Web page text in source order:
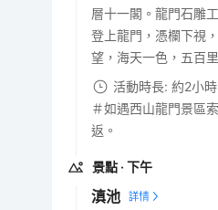
層十一閣。龍門石雕
登上龍門，憑欄下視
望，海天一色，五百
活動時長: 約2小時
＃如遇西山龍門景區
返。
景點 · 下午
滇池